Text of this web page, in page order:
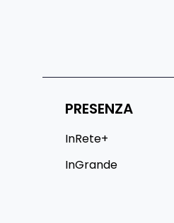
PRESENZA
InRete+
InGrande